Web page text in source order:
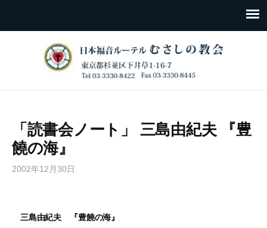
「読書会ノート」 三島由紀夫 『豊
饒の海』
2002年12月30日
三島由紀夫 『豊饒の海』